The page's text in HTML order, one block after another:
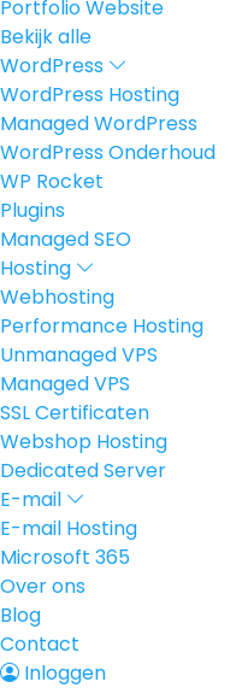
Portfolio Website
Bekijk alle
WordPress
WordPress Hosting
Managed WordPress
WordPress Onderhoud
WP Rocket
Plugins
Managed SEO
Hosting
Webhosting
Performance Hosting
Unmanaged VPS
Managed VPS
SSL Certificaten
Webshop Hosting
Dedicated Server
E-mail
E-mail Hosting
Microsoft 365
Over ons
Blog
Contact
Inloggen